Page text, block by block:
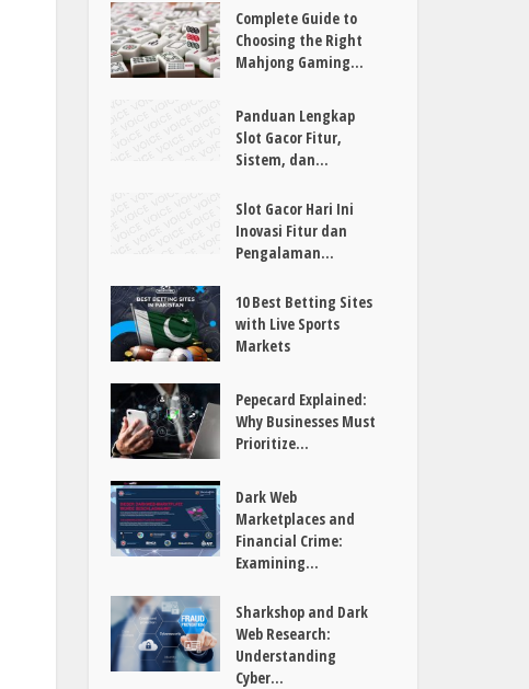
Complete Guide to
Choosing the Right
Mahjong Gaming...
Panduan Lengkap
Slot Gacor Fitur,
Sistem, dan...
Slot Gacor Hari Ini
Inovasi Fitur dan
Pengalaman...
10 Best Betting Sites
with Live Sports
Markets
Pepecard Explained:
Why Businesses Must
Prioritize...
Dark Web
Marketplaces and
Financial Crime:
Examining...
Sharkshop and Dark
Web Research:
Understanding
Cyber...